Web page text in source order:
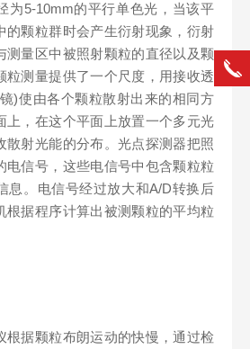
为5-10mm的平行单色光，当该平
的颗粒群时会产生衍射现象，衍射
测量区中被照射颗粒的直径以及颗
粒测量提供了一个尺度，用接收透
)使由各个颗粒散射出来的相同方
上，在这个平面上放置一个多元光
散射光能的分布。光点探测器把照
电信号，这些电信号中包含颗粒粒
息。电信号经过放大和A/D转换后
根据程序计算出被测颗粒的平均粒
据颗粒布朗运动的快慢，通过检